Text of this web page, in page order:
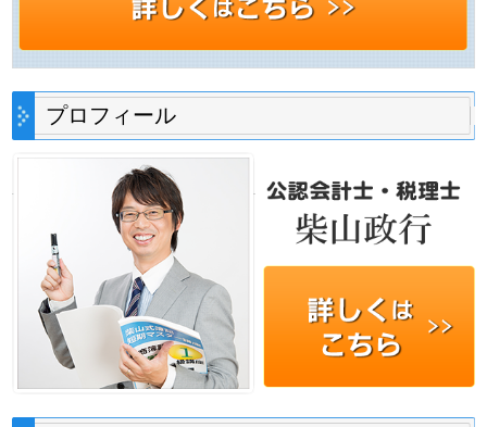
プロフィール